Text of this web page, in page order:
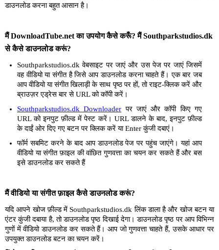
डाउनलोड करना बहुत आसान है।
मैं DownloadTube.net का उपयोग कैसे करूँ? मैं Southparkstudios.dk
से कैसे डाउनलोड करूं?
Southparkstudios.dk वेबसाइट पर जाएं और उस पेज पर जाएं जिसमें
वह वीडियो या संगीत है जिसे आप डाउनलोड करना चाहते हैं। एक बार जब
आप वीडियो या संगीत खिलाड़ी के साथ पृष्ठ पर हों, तो राइट-क्लिक करें और
ब्राउज़र एड्रेस बार से URL को कॉपी करें।
Southparkstudios.dk Downloader पर जाएं और कॉपी किए गए
URL को इनपुट फ़ील्ड में पेस्ट करें। URL डालने के बाद, इनपुट फ़ील्ड
के दाईं ओर दिए गए बटन पर क्लिक करें या Enter कुंजी दबाएं।
फॉर्म सबमिट करने के बाद आप डाउनलोड पेज पर पहुंच जाएंगे। यहां आप
वीडियो या संगीत फ़ाइल की वांछित गुणवत्ता का चयन कर सकते हैं और बस
इसे डाउनलोड कर सकते हैं
मैं वीडियो या संगीत फ़ाइल कैसे डाउनलोड करूं?
यदि आपने खोज फ़ील्ड में Southparkstudios.dk लिंक डाला है और खोज बटन या
एंटर कुंजी दबाया है, तो डाउनलोड पृष्ठ दिखाई देगा। डाउनलोड पृष्ठ पर आप विभिन्न
गुणों में वीडियो डाउनलोड कर सकते हैं। आप जो गुणवत्ता चाहते हैं, उसके आधार पर
उपयुक्त डाउनलोड बटन का चयन करें।